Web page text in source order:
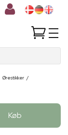
Ørestikker /
Køb